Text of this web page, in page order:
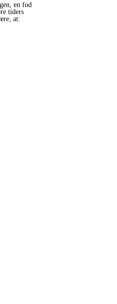
en fod
tiders
at: